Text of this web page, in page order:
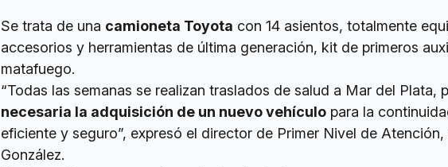
Se trata de una camioneta Toyota con 14 asientos, totalmente
accesorios y herramientas de última generación, kit de primeros
matafuego.
“Todas las semanas se realizan traslados de salud a Mar del Plata,
necesaria la adquisición de un nuevo vehículo para la
eficiente y seguro”, expresó el director de Primer Nivel de Atención,
González.